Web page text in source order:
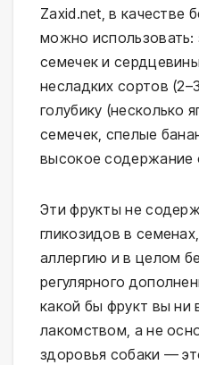
Zaxid.net, в качестве
можно использовать:
семечек и
несладких сортов
голубику (несколько
семечек, спелые
высокое содержание
Эти фрукты не
гликозидов в
аллергию и в целом
регулярного
какой бы фрукт вы ни
лакомством, а не
здоровья собаки —